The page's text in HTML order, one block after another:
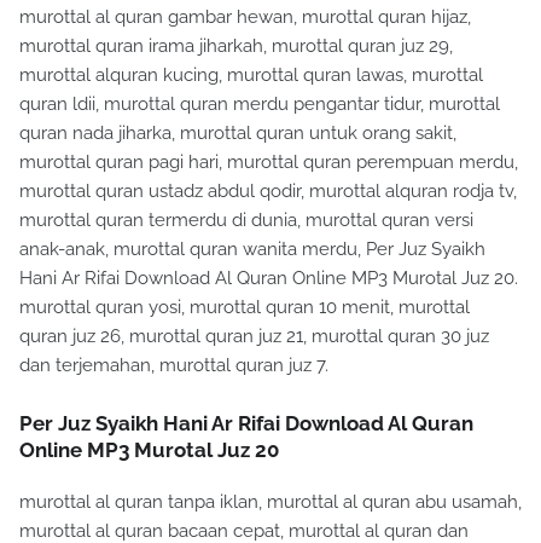
murottal al quran gambar hewan, murottal quran hijaz,
murottal quran irama jiharkah, murottal quran juz 29,
murottal alquran kucing, murottal quran lawas, murottal
quran ldii, murottal quran merdu pengantar tidur, murottal
quran nada jiharka, murottal quran untuk orang sakit,
murottal quran pagi hari, murottal quran perempuan merdu,
murottal quran ustadz abdul qodir, murottal alquran rodja tv,
murottal quran termerdu di dunia, murottal quran versi
anak-anak, murottal quran wanita merdu, Per Juz Syaikh
Hani Ar Rifai Download Al Quran Online MP3 Murotal Juz 20.
murottal quran yosi, murottal quran 10 menit, murottal
quran juz 26, murottal quran juz 21, murottal quran 30 juz
dan terjemahan, murottal quran juz 7.
Per Juz Syaikh Hani Ar Rifai Download Al Quran
Online MP3 Murotal Juz 20
murottal al quran tanpa iklan, murottal al quran abu usamah,
murottal al quran bacaan cepat, murottal al quran dan